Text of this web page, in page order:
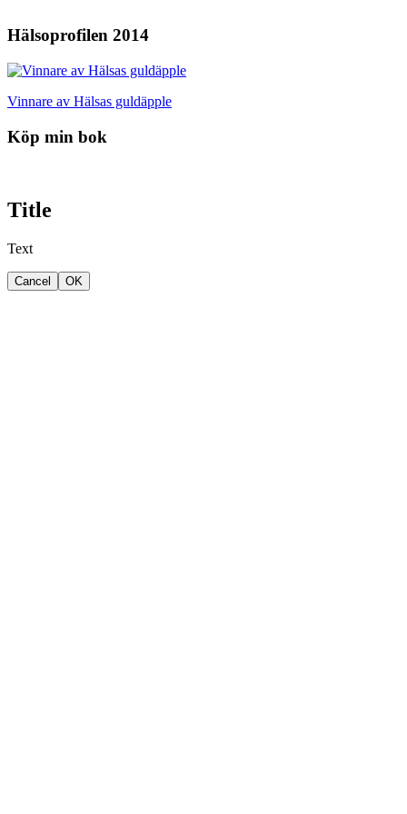
Hälsoprofilen 2014
Vinnare av Hälsas guldäpple
Köp min bok
Title
Text
Cancel OK